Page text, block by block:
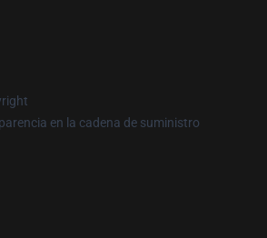
en la cadena de suministro